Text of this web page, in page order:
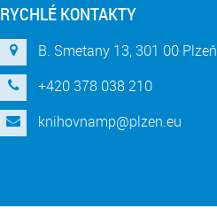
RYCHLÉ KONTAKTY
B. Smetany 13, 301 00 Plzeň
+420 378 038 210
knihovnamp@plzen.eu